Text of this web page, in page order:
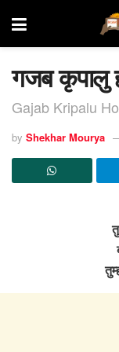
गजब कृपालु
Gajab Kripalu
by Shekhar Mourya